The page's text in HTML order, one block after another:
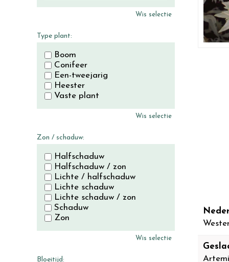
Wis selectie
Type plant:
Boom
Conifeer
Een-tweejarig
Heester
Vaste plant
Wis selectie
Zon / schaduw:
Halfschaduw
Halfschaduw / zon
Lichte / halfschaduw
Lichte schaduw
Lichte schaduw / zon
Schaduw
Zon
Wis selectie
Bloeitijd: